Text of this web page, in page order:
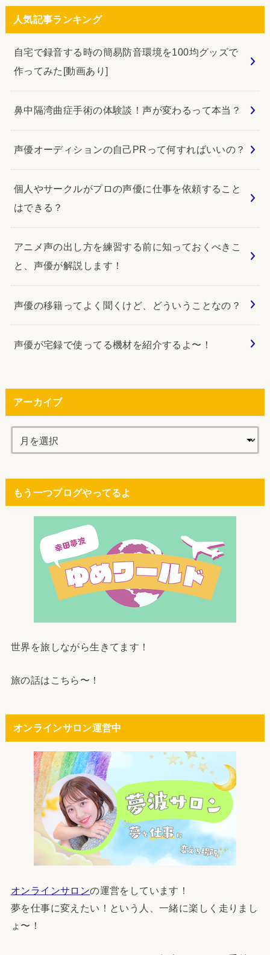
人気記事ランキング
自宅で録音する時の簡易防音環境を100均グッズで
作ってみた[動画あり]
鼻中隔湾曲症手術の体験談！声が変わるって本当？
声優オーディションの自己PRって何すればいいの？
個人やサークルがプロの声優に仕事を依頼すること
はできる？
アニメ声の出し方を練習する前に知っておくべきこ
と、声優が解説します！
声優の移籍ってよく聞くけど、どういうことなの？
声優が宅録で使ってる機材を紹介するよ〜！
アーカイブ
もう一つブログやってるよ
世界を旅しながら生きてます！
旅の話はこちら〜！
オンラインサロン運営中
オンラインサロンの運営をしています！
夢を仕事に変えたい！という人、一緒に楽しく走りまし
ょ〜！